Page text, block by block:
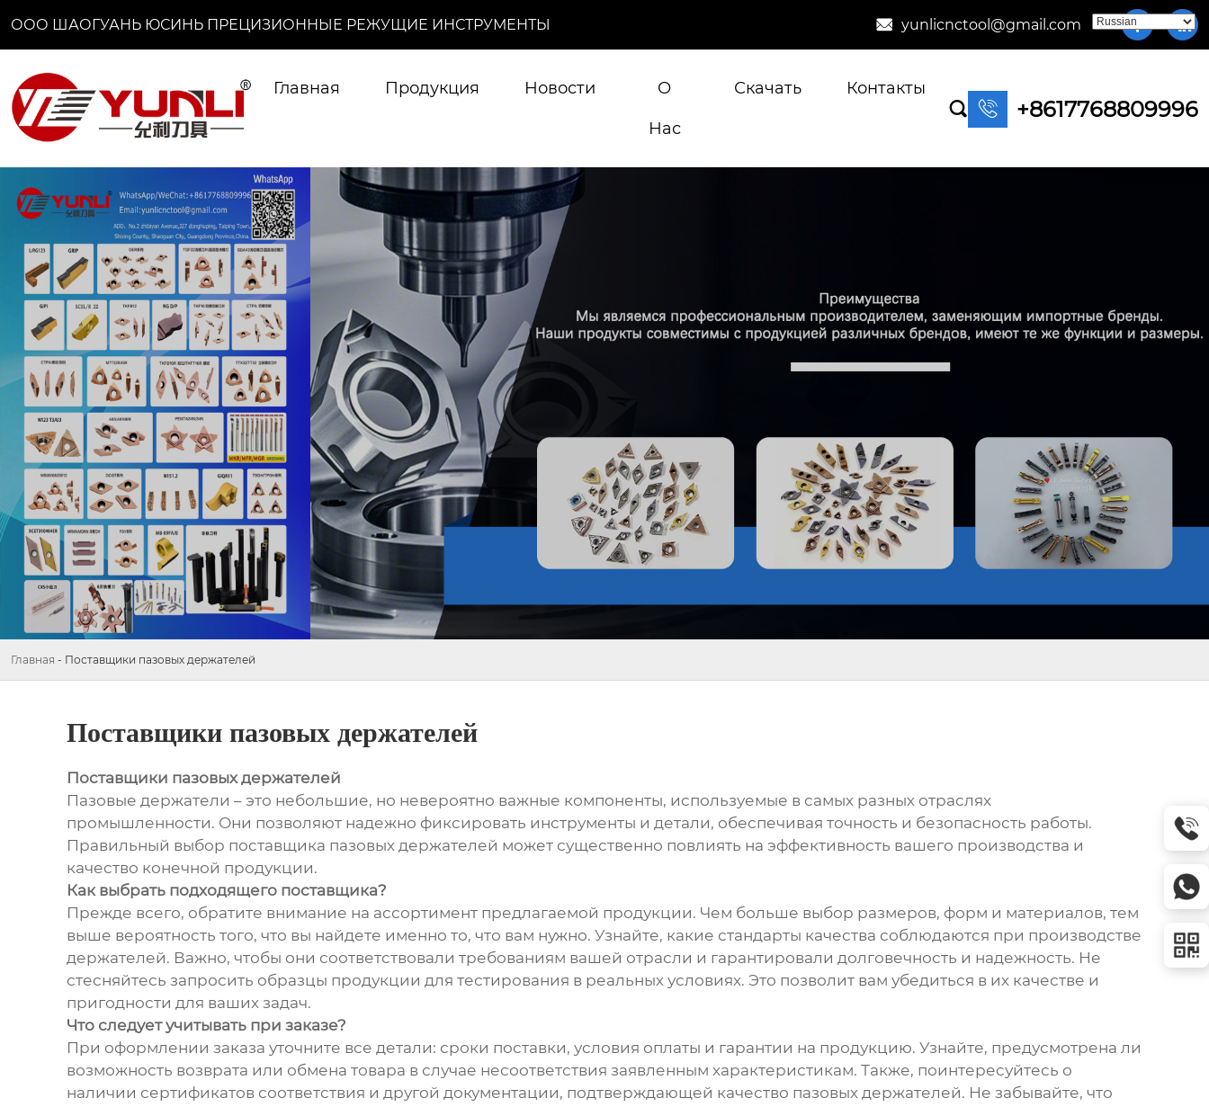
ООО ШАОГУАНЬ ЮСИНЬ ПРЕЦИЗИОННЫЕ РЕЖУЩИЕ ИНСТРУМЕНТЫ  yunlicnctool@gmail.com  
Главная Продукция Новости О
Нас
Скачать
Контакты
  +8617768809996
Главная - Поставщики пазовых держателей
Поставщики пазовых держателей
Поставщики пазовых держателей
Пазовые держатели – это небольшие, но невероятно важные компоненты, используемые в самых разных отраслях
промышленности. Они позволяют надежно фиксировать инструменты и детали, обеспечивая точность и безопасность работы.
Правильный выбор поставщика пазовых держателей может существенно повлиять на эффективность вашего производства и
качество конечной продукции.
Как выбрать подходящего поставщика?
Прежде всего, обратите внимание на ассортимент предлагаемой продукции. Чем больше выбор размеров, форм и материалов, тем
выше вероятность того, что вы найдете именно то, что вам нужно. Узнайте, какие стандарты качества соблюдаются при производстве
держателей. Важно, чтобы они соответствовали требованиям вашей отрасли и гарантировали долговечность и надежность. Не
стесняйтесь запросить образцы продукции для тестирования в реальных условиях. Это позволит вам убедиться в их качестве и
пригодности для ваших задач.
Что следует учитывать при заказе?
При оформлении заказа уточните все детали: сроки поставки, условия оплаты и гарантии на продукцию. Узнайте, предусмотрена ли
возможность возврата или обмена товара в случае несоответствия заявленным характеристикам. Также, поинтересуйтесь о
наличии сертификатов соответствия и другой документации, подтверждающей качество пазовых держателей. Не забывайте, что